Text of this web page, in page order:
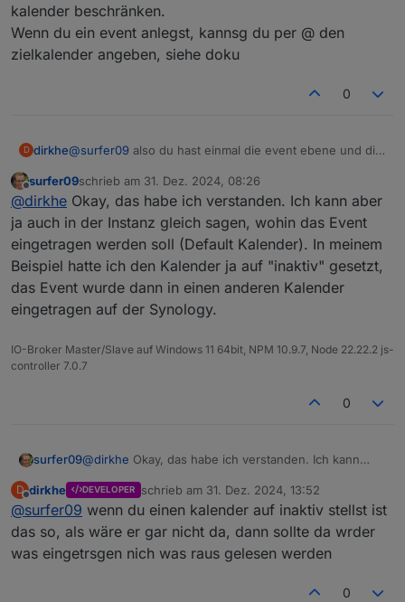
kalender beschränken.
Wenn du ein event anlegst, kannsg du per @ den
zielkalender angeben, siehe doku
0
D dirkhe@surfer09 also du hast einmal die event ebene und die
kannst aber bej dem event auch sagen, welches der
default Kalender ist oder den auch nur auf einen
kalender beschränken.
Wenn du ein event anlegst, kannsg du per @ den
zielkalender angeben, siehe doku
Offline
surfer09schrieb am 31. Dez. 2024, 08:26
zuletzt editiert von
@dirkhe Okay, das habe ich verstanden. Ich kann aber
ja auch in der Instanz gleich sagen, wohin das Event
eingetragen werden soll (Default Kalender). In meinem
Beispiel hatte ich den Kalender ja auf "inaktiv" gesetzt,
das Event wurde dann in einen anderen Kalender
eingetragen auf der Synology.
IO-Broker Master/Slave auf Windows 11 64bit, NPM 10.9.7, Node 22.22.2 js-
controller 7.0.7
0
surfer09@dirkhe Okay, das habe ich verstanden. Ich kann
Event eingetragen werden soll (Default Kalender). In
meinem Beispiel hatte ich den Kalender ja auf
"inaktiv" gesetzt, das Event wurde dann in einen
anderen Kalender eingetragen auf der Synology.
D
Offline
dirkhe DEVELOPER schrieb am 31. Dez. 2024, 13:52
zuletzt editiert von
@surfer09 wenn du einen kalender auf inaktiv stellst ist
das so, als wäre er gar nicht da, dann sollte da wrder
was eingetrsgen nich was raus gelesen werden
0